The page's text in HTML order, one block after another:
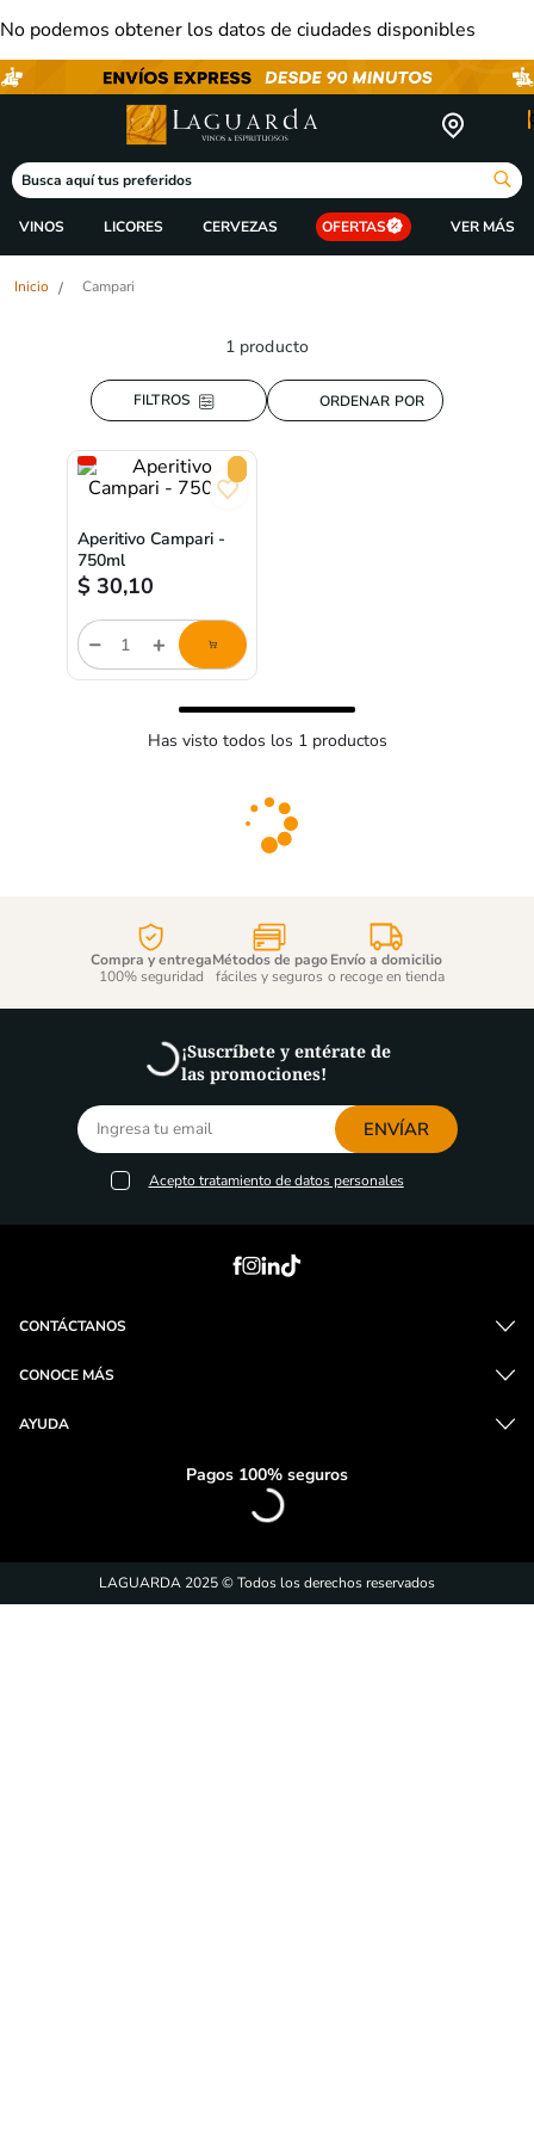
No podemos obtener los datos de ciudades disponibles
Busca aquí tus preferidos
VINOS LICORES CERVEZAS OFERTAS
Campari
1 producto
ORDENAR POR
Aperitivo Campari -
750ml
$ 30,10
Cantidad
de
producto
Has visto todos los 1productos
Compra y entrega
100% seguridad
Métodos de pago
fáciles y seguros
Envío a domicilio
o recoge en tienda
¡Suscríbete y entérate de
las promociones!
ENVÍAR
Acepto tratamiento de datos personales
CONTÁCTANOS
CONOCE MÁS
AYUDA
Pagos 100% seguros
LAGUARDA 2025 © Todos los derechos reservados